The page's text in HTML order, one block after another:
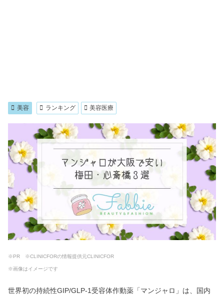
美容 ランキング 美容医療
※PR ※CLINICFORの情報提供元CLINICFOR
※画像はイメージです
世界初の持続性GIP/GLP-1受容体作動薬「マンジャロ」は、国内